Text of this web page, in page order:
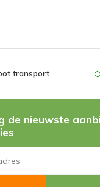
transport
de nieuwste